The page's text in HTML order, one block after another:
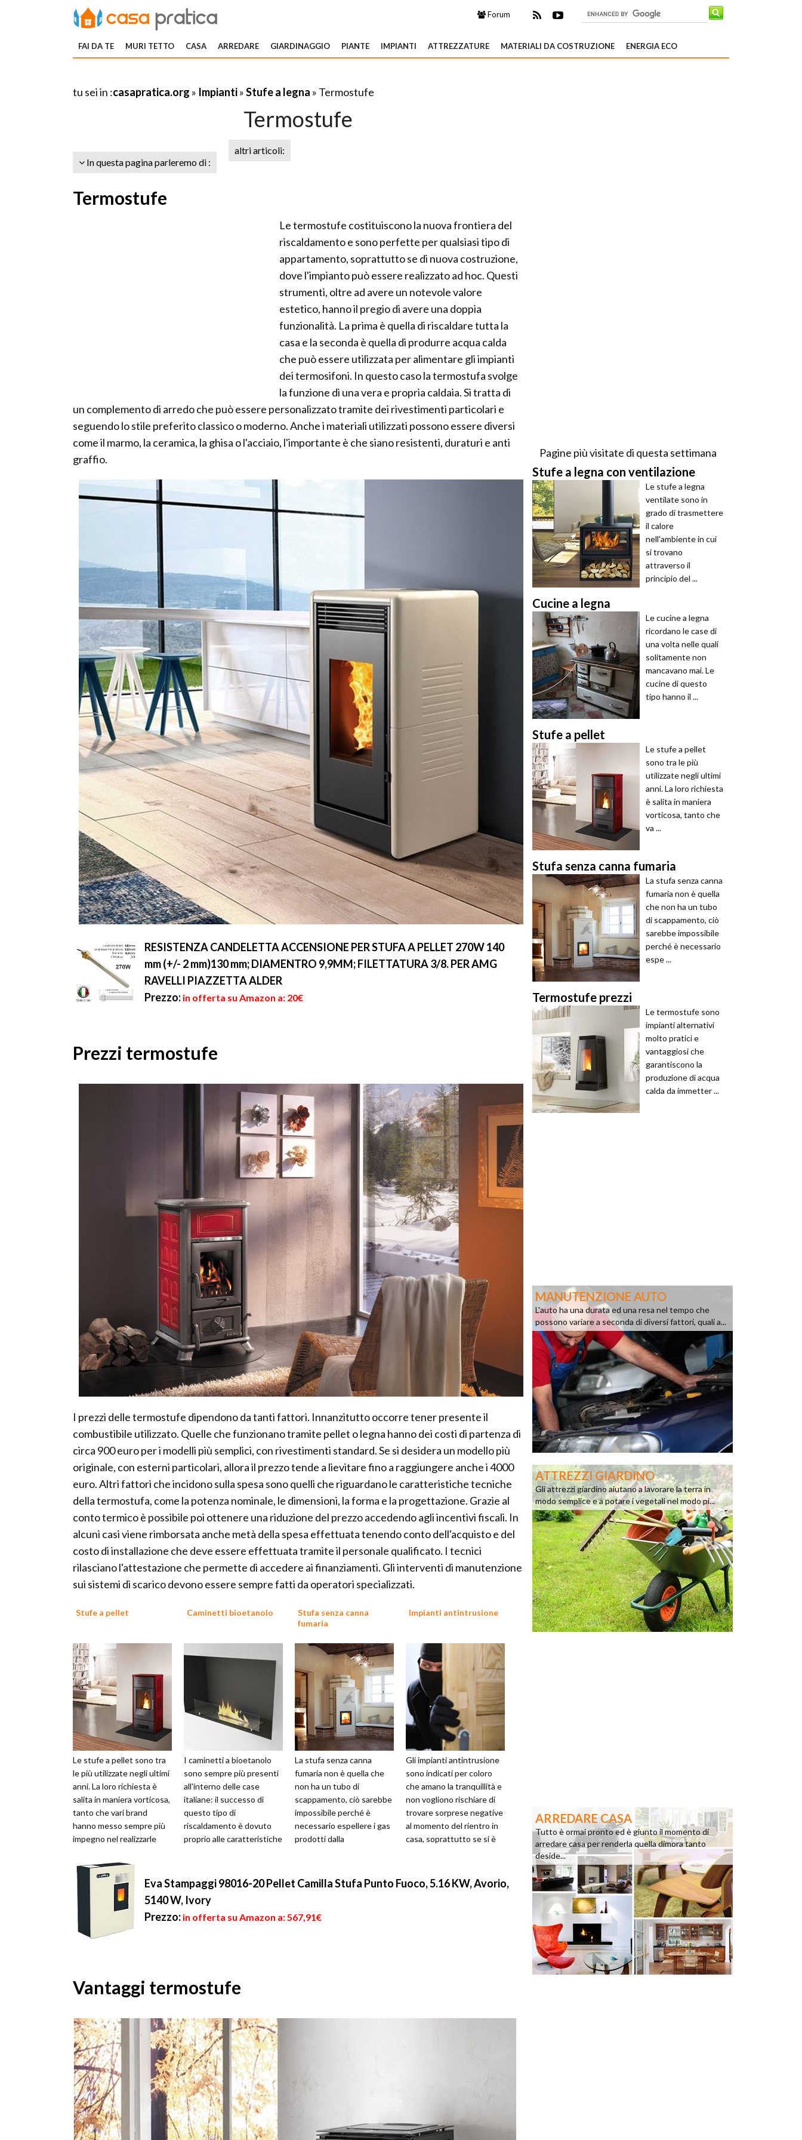
Forum
FAI DA TE MURI TETTO CASA ARREDARE GIARDINAGGIO PIANTE IMPIANTI ATTREZZATURE MATERIALI DA COSTRUZIONE ENERGIA ECO
tu sei in :casapratica.org » Impianti»Stufe a legna » Termostufe
Termostufe
In questa pagina parleremo di :
altri articoli:
Termostufe
Le termostufe costituiscono la nuova frontiera del
riscaldamento e sono perfette per qualsiasi tipo di
appartamento, soprattutto se di nuova costruzione,
dove l'impianto può essere realizzato ad hoc. Questi
strumenti, oltre ad avere un notevole valore
estetico, hanno il pregio di avere una doppia
funzionalità. La prima è quella di riscaldare tutta la
casa e la seconda è quella di produrre acqua calda
che può essere utilizzata per alimentare gli impianti
dei termosifoni. In questo caso la termostufa svolge
la funzione di una vera e propria caldaia. Si tratta di
un complemento di arredo che può essere personalizzato tramite dei rivestimenti particolari e
seguendo lo stile preferito classico o moderno. Anche i materiali utilizzati possono essere diversi
come il marmo, la ceramica, la ghisa o l'acciaio, l'importante è che siano resistenti, duraturi e anti
graffio.
RESISTENZA CANDELETTA ACCENSIONE PER STUFA A PELLET 270W 140
mm (+/- 2 mm)130 mm; DIAMENTRO 9,9MM; FILETTATURA 3/8. PER AMG
RAVELLI PIAZZETTA ALDER
Prezzo: in offerta su Amazon a: 20€
Prezzi termostufe
I prezzi delle termostufe dipendono da tanti fattori. Innanzitutto occorre tener presente il
combustibile utilizzato. Quelle che funzionano tramite pellet o legna hanno dei costi di partenza di
circa 900 euro per i modelli più semplici, con rivestimenti standard. Se si desidera un modello più
originale, con esterni particolari, allora il prezzo tende a lievitare fino a raggiungere anche i 4000
euro. Altri fattori che incidono sulla spesa sono quelli che riguardano le caratteristiche tecniche
della termostufa, come la potenza nominale, le dimensioni, la forma e la progettazione. Grazie al
conto termico è possibile poi ottenere una riduzione del prezzo accedendo agli incentivi fiscali. In
alcuni casi viene rimborsata anche metà della spesa effettuata tenendo conto dell'acquisto e del
costo di installazione che deve essere effettuata tramite il personale qualificato. I tecnici
rilasciano l'attestazione che permette di accedere ai finanziamenti. Gli interventi di manutenzione
sui sistemi di scarico devono essere sempre fatti da operatori specializzati.
Stufe a pellet
Le stufe a pellet sono tra
le più utilizzate negli ultimi
anni. La loro richiesta è
salita in maniera vorticosa,
tanto che vari brand
hanno messo sempre più
impegno nel realizzarle
Caminetti bioetanolo
I caminetti a bioetanolo
sono sempre più presenti
all'interno delle case
italiane: il successo di
questo tipo di
riscaldamento è dovuto
proprio alle caratteristiche
Stufa senza canna
fumaria
La stufa senza canna
fumaria non è quella che
non ha un tubo di
scappamento, ciò sarebbe
impossibile perché è
necessario espellere i gas
prodotti dalla
Impianti antintrusione
Gli impianti antintrusione
sono indicati per coloro
che amano la tranquillità e
non vogliono rischiare di
trovare sorprese negative
al momento del rientro in
casa, soprattutto se si è
Eva Stampaggi 98016-20 Pellet Camilla Stufa Punto Fuoco, 5.16 KW, Avorio,
5140 W, Ivory
Prezzo: in offerta su Amazon a: 567,91€
Vantaggi termostufe
Pagine più visitate di questa settimana
Stufe a legna con ventilazione
Le stufe a legna
ventilate sono in
grado di trasmettere
il calore
nell'ambiente in cui
si trovano
attraverso il
principio del ...
Cucine a legna
Le cucine a legna
ricordano le case di
una volta nelle quali
solitamente non
mancavano mai. Le
cucine di questo
tipo hanno il ...
Stufe a pellet
Le stufe a pellet
sono tra le più
utilizzate negli ultimi
anni. La loro richiesta
è salita in maniera
vorticosa, tanto che
va ...
Stufa senza canna fumaria
La stufa senza canna
fumaria non è quella
che non ha un tubo
di scappamento, ciò
sarebbe impossibile
perché è necessario
espe ...
Termostufe prezzi
Le termostufe sono
impianti alternativi
molto pratici e
vantaggiosi che
garantiscono la
produzione di acqua
calda da immetter ...
MANUTENZIONE AUTO
L'auto ha una durata ed una resa nel tempo che
possono variare a seconda di diversi fattori, quali a...
ATTREZZI GIARDINO
Gli attrezzi giardino aiutano a lavorare la terra in
modo semplice e a potare i vegetali nel modo pi...
ARREDARE CASA
Tutto è ormai pronto ed è giunto il momento di
arredare casa per renderla quella dimora tanto
deside...